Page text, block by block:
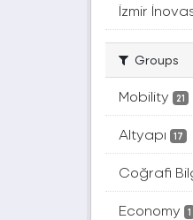
İzmir
Groups
Mobility 21
Altyapı 17
Coğrafi
Economy 1